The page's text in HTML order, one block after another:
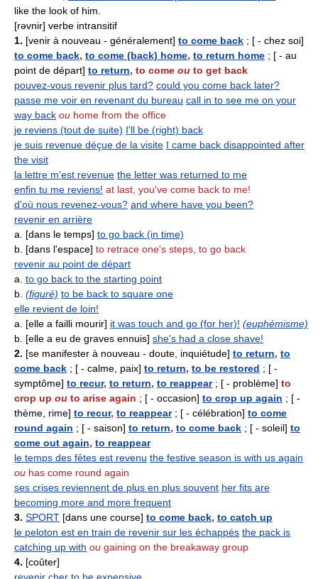
like the look of him.
[rəvnir] verbe intransitif
1. [venir à nouveau - généralement] to come back ; [ - chez soi]
to come back, to come (back) home, to return home ; [ - au
point de départ] to return, to come ou to get back
pouvez-vous revenir plus tard? could you come back later?
passe me voir en revenant du bureau call in to see me on your
way back ou home from the office
je reviens (tout de suite) I'll be (right) back
je suis revenue déçue de la visite I came back disappointed after
the visit
la lettre m'est revenue the letter was returned to me
enfin tu me reviens! at last, you've come back to me!
d'où nous revenez-vous? and where have you been?
revenir en arrière
a. [dans le temps] to go back (in time)
b. [dans l'espace] to retrace one's steps, to go back
revenir au point de départ
a. to go back to the starting point
b. (figuré) to be back to square one
elle revient de loin!
a. [elle a failli mourir] it was touch and go (for her)! (euphémisme)
b. [elle a eu de graves ennuis] she's had a close shave!
2. [se manifester à nouveau - doute, inquiétude] to return, to
come back ; [ - calme, paix] to return, to be restored ; [ -
symptôme] to recur, to return, to reappear; [ - problème] to
crop up ou to arise again ; [ - occasion] to crop up again ; [ -
thème, rime] to recur, to reappear; [ - célébration] to come
round again ; [ - saison] to return, to come back ; [ - soleil] to
come out again, to reappear
le temps des fêtes est revenu the festive season is with us again
ou has come round again
ses crises reviennent de plus en plus souvent her fits are
becoming more and more frequent
3. SPORT [dans une course] to come back, to catch up
le peloton est en train de revenir sur les échappés the pack is
catching up with ou gaining on the breakaway group
4. [coûter]